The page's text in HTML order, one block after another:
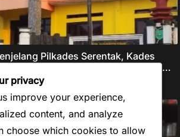
Pilkades Serentak, Kades
Subang Bungkam Atas Dugaan
Yang Disorot Warganet
privacy
improve your experience,
content, and analyze
choose which cookies to allow